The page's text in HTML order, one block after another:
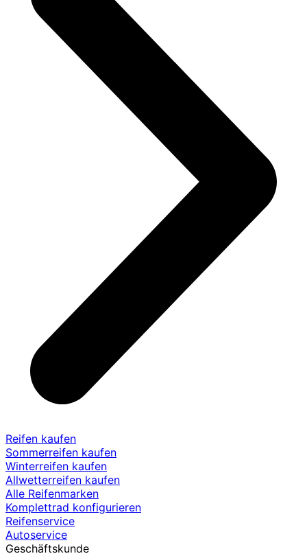
Reifen kaufen
Sommerreifen kaufen
Winterreifen kaufen
Allwetterreifen kaufen
Alle Reifenmarken
Komplettrad konfigurieren
Reifenservice
Autoservice
Geschäftskunde